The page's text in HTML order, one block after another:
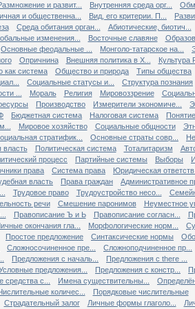
и развит... Внутренняя среда орг...
и общественна... Вид, его критерии. П...
Среда обитания орган...
Абиотические, биотич...
изменения... Восточные славяне
Основные феодальные ... Монголо-татарское на...
Опричнина Внешняя политика в X...
Культура
как система Общество и природа
Типы общества
Социальные статусы и...
Структура познания
...
Мораль Религия Мировоззрение
Производство Измерители экономиче...
Бюджетная система Налоговая система
Мировое хозяйство Социальные общности
стратифик... Основные страты совр...
власть Политическая система Тоталитаризм
процесс Партийные системы Выборы
права Система права
Юридическая
власть Права граждан
Административное
Трудовое право Трудоустройство несо...
речи Смешение паронимов
Неуместное
Правописание Ъ и Ь Правописание согласн...
окончания гла... Морфологические норм...
Простое предложение Синтаксические нормы
Сложносочиненное пре...
Сложноподчиненное пр...
Предложения с началь...
Предложения с there ...
предложения... Предложения с констр...
средства с... Имена существительны...
количес...
Порядковые числительные
Страдательный залог Личные формы глаголо...